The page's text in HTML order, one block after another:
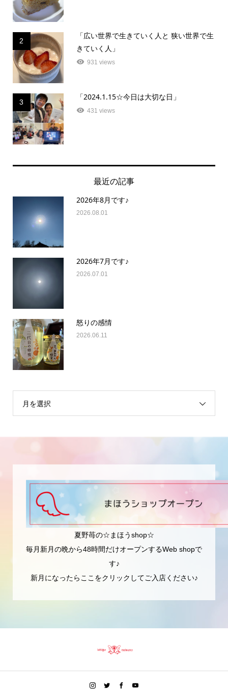
2
「広い世界で生きていく人と 狭い世界で生
きていく人」
931 views
3
「2024.1.15☆今日は大切な日」
431 views
最近の記事
2026年8月です♪
2026.08.01
2026年7月です♪
2026.07.01
怒りの感情
2026.06.11
月を選択
夏野苺の☆まほうshop☆
毎月新月の晩から48時間だけオープンするWeb shopで
す♪
新月になったらここをクリックしてご入店ください♪